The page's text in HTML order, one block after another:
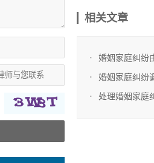
相关文章
婚姻家庭纠纷
婚姻家庭纠纷
处理婚姻家庭